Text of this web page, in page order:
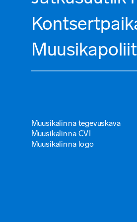
Muusikalinna tegevuskava
Muusikalinna CVI
Muusikalinna logo